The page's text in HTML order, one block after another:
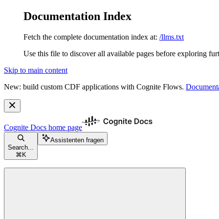
Documentation Index
Fetch the complete documentation index at: /llms.txt
Use this file to discover all available pages before exploring
Skip to main content
New: build custom CDF applications with Cognite Flows.
Cognite Docs home page
Search...
⌘ K
Assistenten fragen